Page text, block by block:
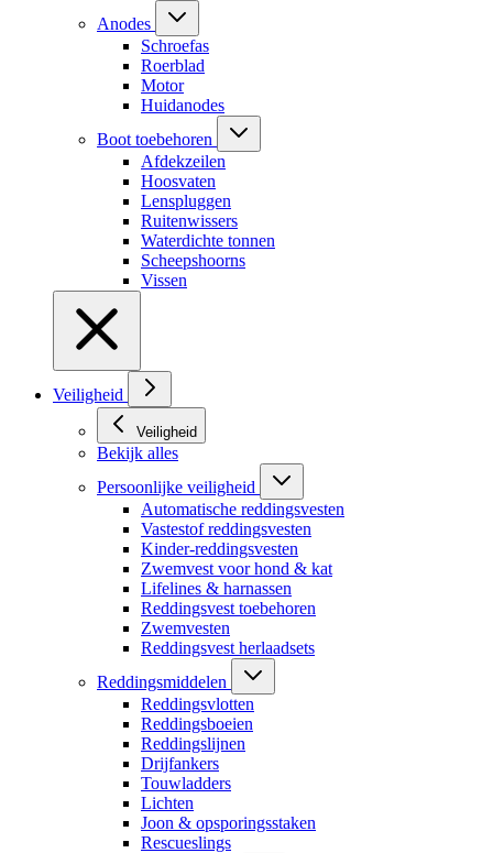
Anodes
Schroefas
Roerblad
Motor
Huidanodes
Boot toebehoren
Afdekzeilen
Hoosvaten
Lenspluggen
Ruitenwissers
Waterdichte tonnen
Scheepshoorns
Vissen
Veiligheid
Veiligheid
Bekijk alles
Persoonlijke veiligheid
Automatische reddingsvesten
Vastestof reddingsvesten
Kinder-reddingsvesten
Zwemvest voor hond & kat
Lifelines & harnassen
Reddingsvest toebehoren
Zwemvesten
Reddingsvest herlaadsets
Reddingsmiddelen
Reddingsvlotten
Reddingsboeien
Reddingslijnen
Drijfankers
Touwladders
Lichten
Joon & opsporingsstaken
Rescueslings